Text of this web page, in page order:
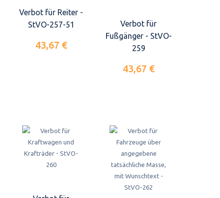
Verbot für Reiter -
StVO-257-51
43,67 €
Verbot für
Fußgänger - StVO-
259
43,67 €